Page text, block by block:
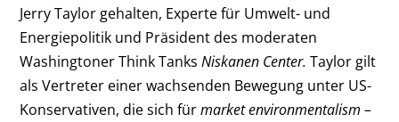
Jerry Taylor gehalten, Experte für Umwelt- und
Energiepolitik und Präsident des moderaten
Washingtoner Think TanksNiskanen Center. Taylor gilt
als Vertreter einer wachsenden Bewegung unter US-
Konservativen, die sich fürmarket environmentalism –